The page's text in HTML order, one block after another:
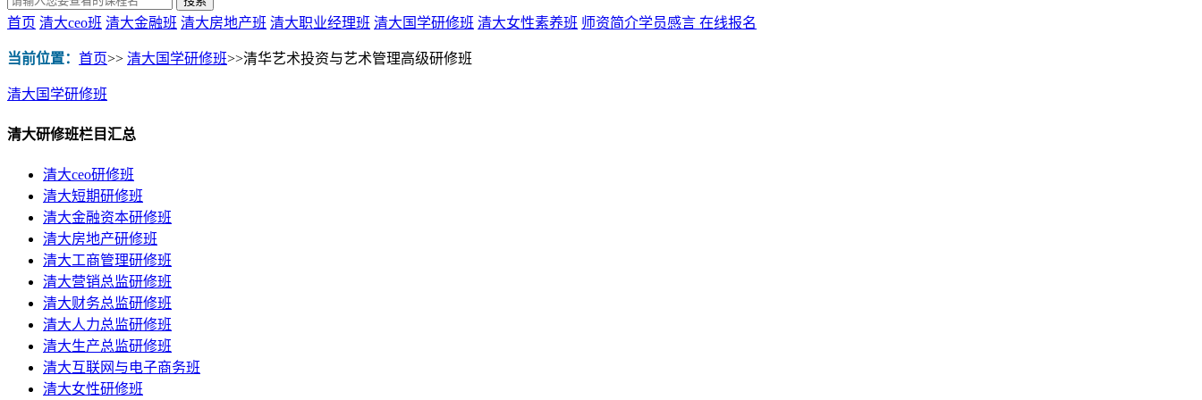
首页 清大ceo班 清大金融班 清大房地产班 清大职业经理班 清大国学研修班 清大女性素养班 师资简介学员感言 在线报名
当前位置： 首页>> 清大国学研修班>>清华艺术投资与艺术管理高级研修班
清大国学研修班
清大研修班栏目汇总
清大ceo研修班
清大短期研修班
清大金融资本研修班
清大房地产研修班
清大工商管理研修班
清大营销总监研修班
清大财务总监研修班
清大人力总监研修班
清大生产总监研修班
清大互联网与电子商务班
清大女性研修班